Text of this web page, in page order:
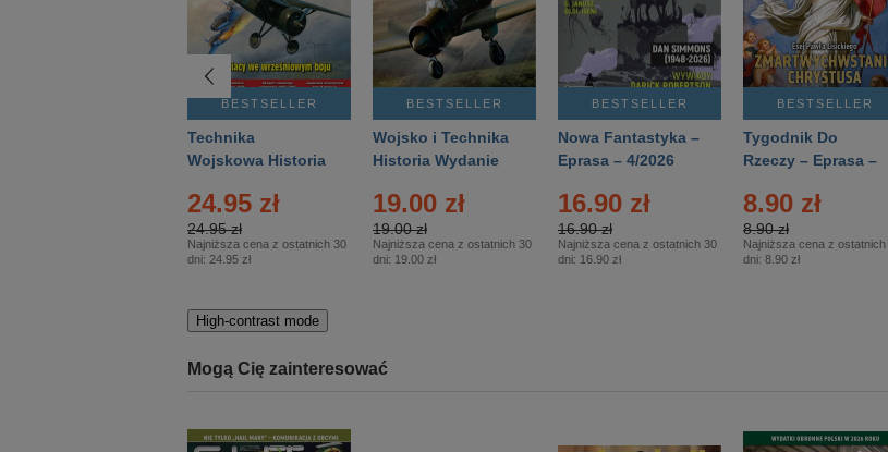
BESTSELLER
Technika
Wojskowa Historia
24.95 zł
24.95 zł
Najniższa cena z ostatnich 30
dni: 24.95 zł
BESTSELLER
Wojsko i Technika
Historia Wydanie
– 2/2026
19.00 zł
19.00 zł
Najniższa cena z ostatnich 30
dni: 19.00 zł
BESTSELLER
Nowa Fantastyka –
Eprasa – 4/2026
16.90 zł
16.90 zł
Najniższa cena z ostatnich 30
dni: 16.90 zł
BESTSELLER
Tygodnik Do
Rzeczy – Eprasa –
8.90 zł
8.90 zł
Najniższa cena z ostatnich
dni: 8.90 zł
High-contrast mode
Mogą Cię zainteresować